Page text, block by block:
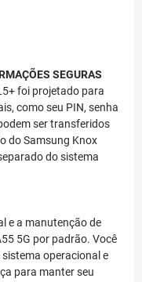
SEGURAS
foi projetado para
como seu PIN, senha
ser transferidos
do Samsung Knox
do sistema
e a manutenção de
5G por padrão. Você
operacional e
para manter seu